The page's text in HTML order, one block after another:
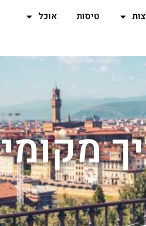
טיסות
אוכל
מקומי